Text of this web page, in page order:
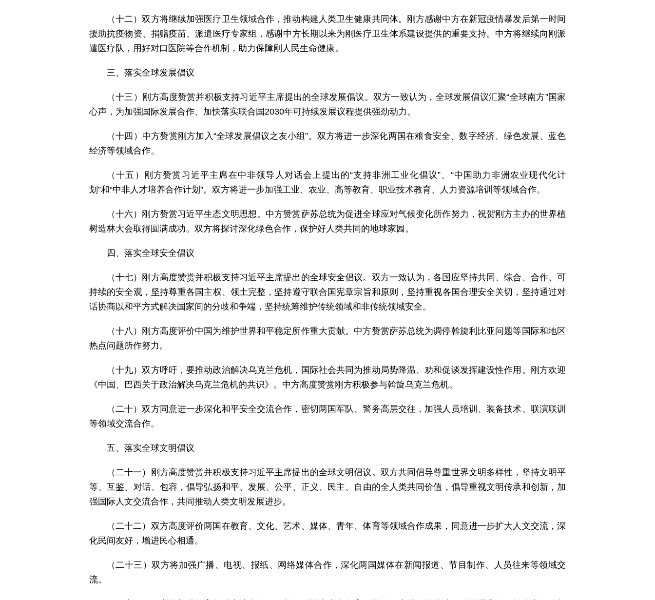
（十二）双方将继续加强医疗卫生领域合作，推动构建人类卫生健康共同体。刚方感谢中方在新冠疫情暴发后第一时间
援助抗疫物资、捐赠疫苗、派遣医疗专家组，感谢中方长期以来为刚医疗卫生体系建设提供的重要支持。中方将继续向刚派
遣医疗队，用好对口医院等合作机制，助力保障刚人民生命健康。
三、落实全球发展倡议
（十三）刚方高度赞赏并积极支持习近平主席提出的全球发展倡议。双方一致认为，全球发展倡议汇聚“全球南方”国家
心声，为加强国际发展合作、加快落实联合国2030年可持续发展议程提供强劲动力。
（十四）中方赞赏刚方加入“全球发展倡议之友小组”。双方将进一步深化两国在粮食安全、数字经济、绿色发展、蓝色
经济等领域合作。
（十五）刚方赞赏习近平主席在中非领导人对话会上提出的“支持非洲工业化倡议”、“中国助力非洲农业现代化计
划”和“中非人才培养合作计划”。双方将进一步加强工业、农业、高等教育、职业技术教育、人力资源培训等领域合作。
（十六）刚方赞赏习近平生态文明思想。中方赞赏萨苏总统为促进全球应对气候变化所作努力，祝贺刚方主办的世界植
树造林大会取得圆满成功。双方将探讨深化绿色合作，保护好人类共同的地球家园。
四、落实全球安全倡议
（十七）刚方高度赞赏并积极支持习近平主席提出的全球安全倡议。双方一致认为，各国应坚持共同、综合、合作、可
持续的安全观，坚持尊重各国主权、领土完整，坚持遵守联合国宪章宗旨和原则，坚持重视各国合理安全关切，坚持通过对
话协商以和平方式解决国家间的分歧和争端，坚持统筹维护传统领域和非传统领域安全。
（十八）刚方高度评价中国为维护世界和平稳定所作重大贡献。中方赞赏萨苏总统为调停斡旋利比亚问题等国际和地区
热点问题所作努力。
（十九）双方呼吁，要推动政治解决乌克兰危机，国际社会共同为推动局势降温、劝和促谈发挥建设性作用。刚方欢迎
《中国、巴西关于政治解决乌克兰危机的共识》。中方高度赞赏刚方积极参与斡旋乌克兰危机。
（二十）双方同意进一步深化和平安全交流合作，密切两国军队、警务高层交往，加强人员培训、装备技术、联演联训
等领域交流合作。
五、落实全球文明倡议
（二十一）刚方高度赞赏并积极支持习近平主席提出的全球文明倡议。双方共同倡导尊重世界文明多样性，坚持文明平
等、互鉴、对话、包容，倡导弘扬和平、发展、公平、正义、民主、自由的全人类共同价值，倡导重视文明传承和创新，加
强国际人文交流合作，共同推动人类文明发展进步。
（二十二）双方高度评价两国在教育、文化、艺术、媒体、青年、体育等领域合作成果，同意进一步扩大人文交流，深
化民间友好，增进民心相通。
（二十三）双方将加强广播、电视、报纸、网络媒体合作，深化两国媒体在新闻报道、节目制作、人员往来等领域交
流。